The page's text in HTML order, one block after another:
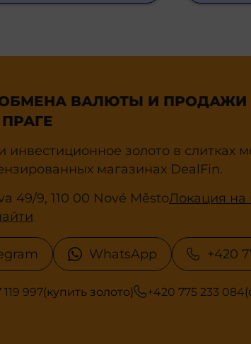
ВАЛЮТЫ И ПРОДАЖИ
ПРАГЕ
инвестиционное золото в слитках
магазинах DealFin.
49/9, 110 00 Nové MěstoЛокация на
WhatsApp +420
997(купить золото) +420 775 233 084